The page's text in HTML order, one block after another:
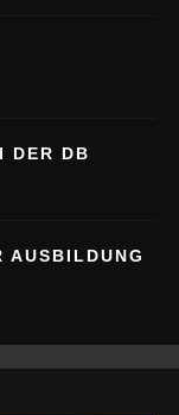
DER DB
AUSBILDUNG